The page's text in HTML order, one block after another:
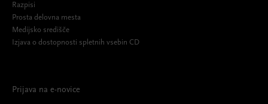
Razpisi
Prosta delovna mesta
Medijsko središče
Izjava o dostopnosti spletnih vsebin CD
Prijava na e-novice